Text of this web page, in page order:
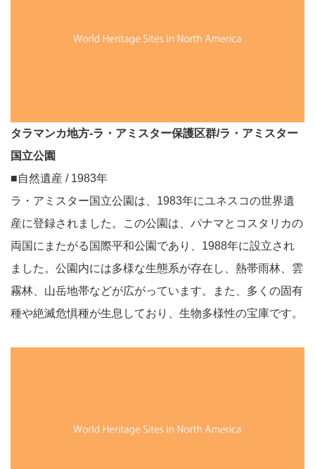
タラマンカ地方-ラ・アミスター保護区群/ラ・アミスター
国立公園
■自然遺産 / 1983年
ラ・アミスター国立公園は、1983年にユネスコの世界遺
産に登録されました。この公園は、パナマとコスタリカの
両国にまたがる国際平和公園であり、1988年に設立され
ました。公園内には多様な生態系が存在し、熱帯雨林、雲
霧林、山岳地帯などが広がっています。また、多くの固有
種や絶滅危惧種が生息しており、生物多様性の宝庫です。